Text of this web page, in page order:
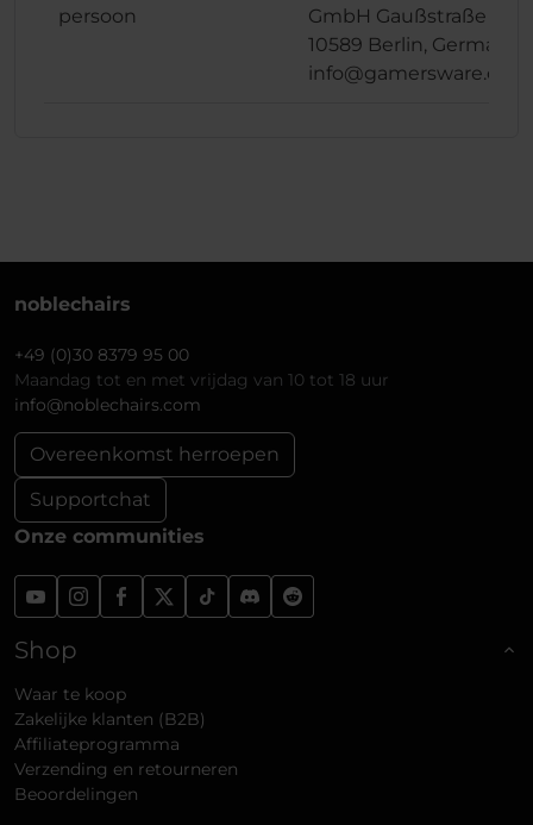
persoon
GmbH Gaußstraße 1,
10589 Berlin, Germany
info@gamersware.com
noblechairs
+49 (0)30 8379 95 00
Maandag tot en met vrijdag van 10 tot 18 uur
info@noblechairs.com
Overeenkomst herroepen
Supportchat
Onze communities
Shop
Waar te koop
Zakelijke klanten (B2B)
Affiliateprogramma
Verzending en retourneren
Beoordelingen